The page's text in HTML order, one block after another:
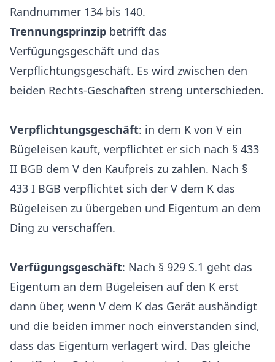
Randnummer 134 bis 140.
Trennungsprinzip betrifft das
Verfügungsgeschäft und das
Verpflichtungsgeschäft. Es wird zwischen den
beiden Rechts-Geschäften streng unterschieden.
Verpflichtungsgeschäft: in dem K von V ein
Bügeleisen kauft, verpflichtet er sich nach § 433
II BGB dem V den Kaufpreis zu zahlen. Nach §
433 I BGB verpflichtet sich der V dem K das
Bügeleisen zu übergeben und Eigentum an dem
Ding zu verschaffen.
Verfügungsgeschäft: Nach § 929 S.1 geht das
Eigentum an dem Bügeleisen auf den K erst
dann über, wenn V dem K das Gerät aushändigt
und die beiden immer noch einverstanden sind,
dass das Eigentum verlagert wird. Das gleiche